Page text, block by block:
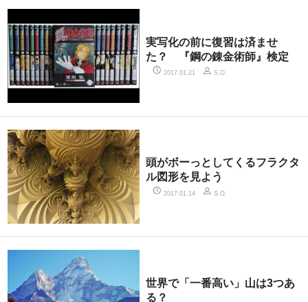
実写化の前に復習は済ませ
た？ 『鋼の錬金術師』検定
2017.01.21 S.O.
頭がボーっとしてくるフラクタ
ル図形を見よう
2017.01.14 S.O.
世界で「一番高い」山は3つあ
る？